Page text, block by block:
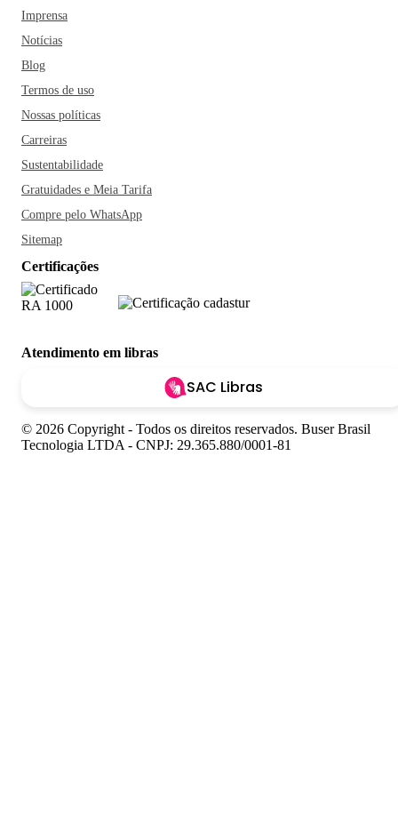
Imprensa
Notícias
Blog
Termos de uso
Nossas políticas
Carreiras
Sustentabilidade
Gratuidades e Meia Tarifa
Compre pelo WhatsApp
Sitemap
Certificações
Atendimento em libras
SAC Libras
© 2026 Copyright - Todos os direitos reservados. Buser Brasil
Tecnologia LTDA - CNPJ: 29.365.880/0001-81